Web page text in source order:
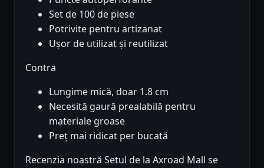
Set de 100 de piese
Potrivite pentru artizanat
Ușor de utilizat și reutilizat
Contra
Lungime mică, doar 1.8 cm
Necesită gaură prealabilă pentru
materiale groase
Preț mai ridicat per bucată
Recenzia noastră Setul de la Axroad Mall se